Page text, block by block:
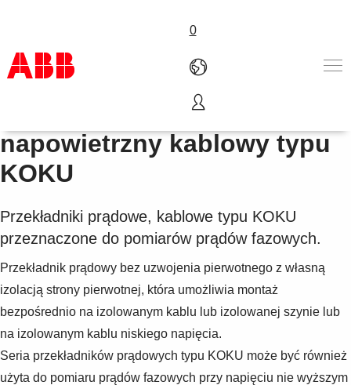
0
Produkty i rozwiązania
Branże
Usługi
Skontaktuj się z nami
Kariera
Przekładnik prądowy
napowietrzny kablowy typu
KOKU
Przekładniki prądowe, kablowe typu KOKU
przeznaczone do pomiarów prądów fazowych.
Przekładnik prądowy bez uzwojenia pierwotnego z własną
izolacją strony pierwotnej, która umożliwia montaż
bezpośrednio na izolowanym kablu lub izolowanej szynie lub
na izolowanym kablu niskiego napięcia.
Seria przekładników prądowych typu KOKU może być również
użyta do pomiaru prądów fazowych przy napięciu nie wyższym